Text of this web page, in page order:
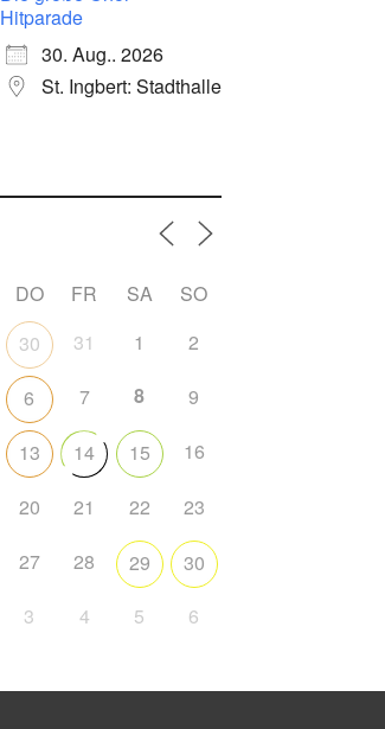
Hitparade
30. Aug.. 2026
St. Ingbert: Stadthalle
DO FR SA
SO
30 31 1 2
6 7 8 9
13 14 15 16
20 21 22 23
27 28 29
30
3 4 5 6